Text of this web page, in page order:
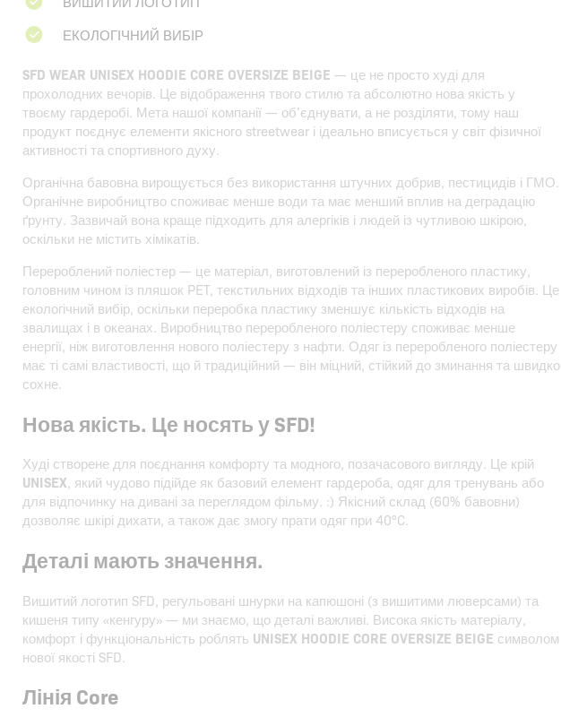
ЕКОЛОГІЧНИЙ ВИБІР
SFD WEAR UNISEX HOODIE CORE OVERSIZE BEIGE — це не просто худі для
прохолодних вечорів. Це відображення твого стилю та абсолютно нова якість у
твоєму гардеробі. Мета нашої компанії — об’єднувати, а не розділяти, тому наш
продукт поєднує елементи якісного streetwear і ідеально вписується у світ фізичної
активності та спортивного духу.
Органічна бавовна вирощується без використання штучних добрив, пестицидів і ГМО.
Органічне виробництво споживає менше води та має менший вплив на деградацію
ґрунту. Зазвичай вона краще підходить для алергіків і людей із чутливою шкірою,
оскільки не містить хімікатів.
Перероблений поліестер — це матеріал, виготовлений із переробленого пластику,
головним чином із пляшок PET, текстильних відходів та інших пластикових виробів. Це
екологічний вибір, оскільки переробка пластику зменшує кількість відходів на
звалищах і в океанах. Виробництво переробленого поліестеру споживає менше
енергії, ніж виготовлення нового поліестеру з нафти. Одяг із переробленого поліестеру
має ті самі властивості, що й традиційний — він міцний, стійкий до зминання та швидко
сохне.
Нова якість. Це носять у SFD!
Худі створене для поєднання комфорту та модного, позачасового вигляду. Це крій
UNISEX, який чудово підійде як базовий елемент гардероба, одяг для тренувань або
для відпочинку на дивані за переглядом фільму. :) Якісний склад (60% бавовни)
дозволяє шкірі дихати, а також дає змогу прати одяг при 40°C.
Деталі мають значення.
Вишитий логотип SFD, регульовані шнурки на капюшоні (з вишитими люверсами) та
кишеня типу «кенгуру» — ми знаємо, що деталі важливі. Висока якість матеріалу,
комфорт і функціональність роблять UNISEX HOODIE CORE OVERSIZE BEIGE символом
нової якості SFD.
Лінія Core